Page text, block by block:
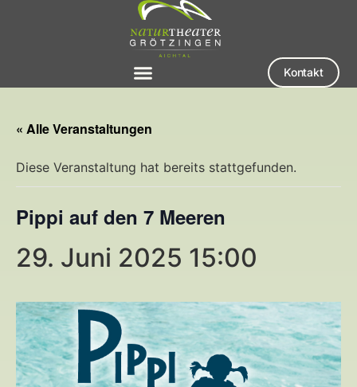
Kontakt
« Alle Veranstaltungen
Diese Veranstaltung hat bereits stattgefunden.
Pippi auf den 7 Meeren
29. Juni 2025 15:00